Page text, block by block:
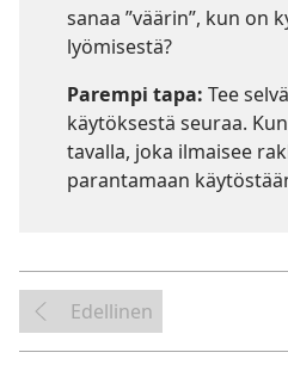
sanaa ”väärin”, kun on
lyömisestä?
Parempi tapa: Tee
käytöksestä seuraa.
tavalla, joka ilmaisee
parantamaan
Edellinen